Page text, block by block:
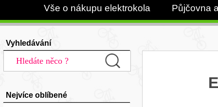
Vše o nákupu elektrokola Půjčovna
Vyhledávání
Nejvíce oblíbené